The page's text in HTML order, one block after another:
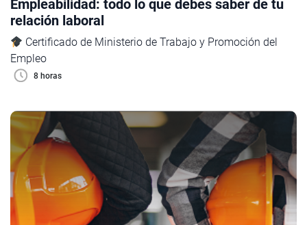
Empleabilidad: todo lo que debes saber de tu
relación laboral
Certificado de Ministerio de Trabajo y Promoción del
Empleo
8 horas